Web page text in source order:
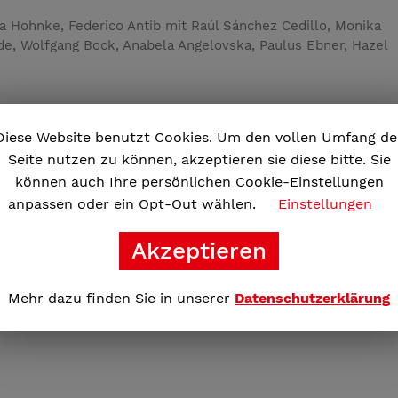
Federico Antib mit Raúl Sánchez Cedillo, Monika
Wolfgang Bock, Anabela Angelovska, Paulus Ebner, Hazel
Website benutzt Cookies. Um den vollen Umfang
Seite nutzen zu können, akzeptieren sie diese bitte. Sie
können auch Ihre persönlichen Cookie-Einstellungen
anpassen oder ein Opt-Out wählen.
Einstellungen
Akzeptieren
Mehr dazu finden Sie in unserer Datenschutzerklärung